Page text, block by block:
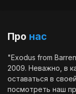
Про нас
"Exodus from
2009. Неважно, в
оставаться в
посмотреть наш